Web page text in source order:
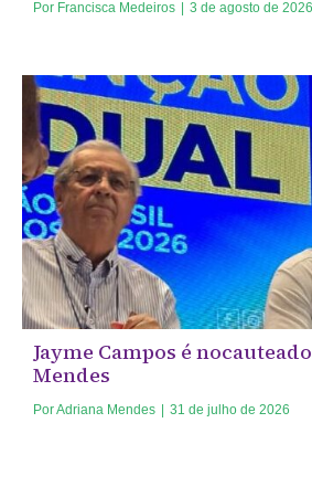
Por Francisca Medeiros | 3 de agosto de 2026
Jayme Campos é
Mendes
PorAdriana Mendes | 31 de julho de 2026